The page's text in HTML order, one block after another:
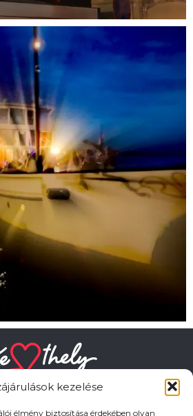
kezelése
élmény biztosítása érdekében olyan